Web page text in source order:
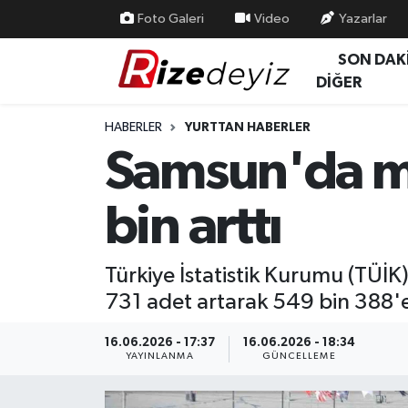
Foto Galeri Video Yazarlar
SON
DİĞER
HABERLER YURTTAN HABERLER
Samsun'da
bin arttı
Türkiye İstatistik Kurumu
731 adet artarak 549 bin
16.06.2026 - 17:37
YAYINLANMA
16.06.2026 - 18:34
GÜNCELLEME
Yurttan Haberler
Ekonomi
Rize Nöbetçi Eczaneler
Rize Trafik Yoğunluk Haritası
Süper Lig Puan Durumu ve Fikstür
Son Dakika Haberleri
Haber Arşivi